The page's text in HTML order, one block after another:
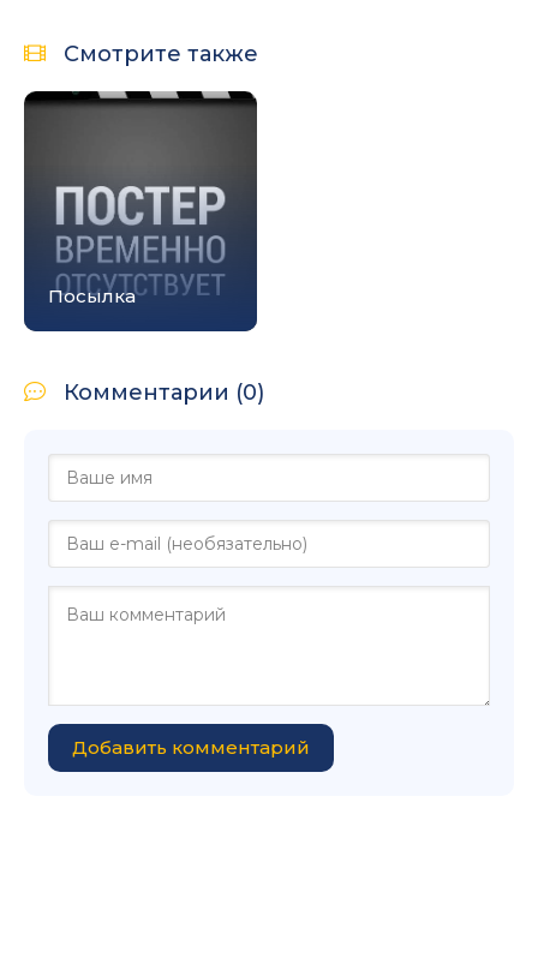
Смотрите также
Посылка
Комментарии (0)
Добавить комментарий